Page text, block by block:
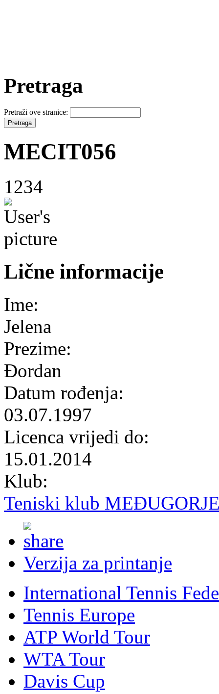
Pretraga
Pretraži ove stranice:
MECIT056
1234
Lične informacije
Ime:
Jelena
Prezime:
Đordan
Datum rođenja:
03.07.1997
Licenca vrijedi do:
15.01.2014
Klub:
Teniski klub
Verzija za printanje
International Tennis
Tennis Europe
ATP World Tour
WTA Tour
Davis Cup